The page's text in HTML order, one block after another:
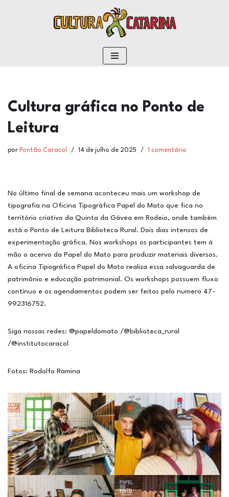
Cultura gráfica no Ponto de
Leitura
por Pontão Caracol 14 de julho de 2025 1 comentário
No último final de semana aconteceu mais um workshop de
tipografia na Oficina Tipográfica Papel do Mato que fica no
território criativo da Quinta da Gávea em Rodeio, onde também
está o Ponto de Leitura Biblioteca Rural. Dois dias intensos de
experimentação gráfica. Nos workshops os participantes tem à
mão o acervo da Papel do Mato para produzir materiais diversos.
A oficina Tipográfica Papel do Mato realiza essa salvaguarda de
patrimônio e educação patrimonial. Os workshops possuem fluxo
contínuo e os agendamentos podem ser feitos pelo numero 47-
992316752.
Siga nossas redes: @papeldomato /@biblioteca_rural
/@institutocaracol
Fotos: Rodolfo Ramina